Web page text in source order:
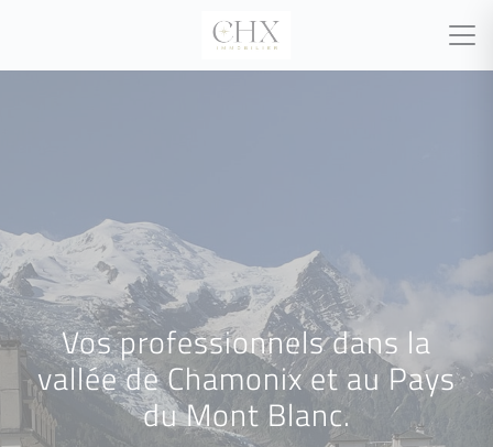
Vos professionnels dans la
vallée de Chamonix et au Pays
du Mont Blanc.